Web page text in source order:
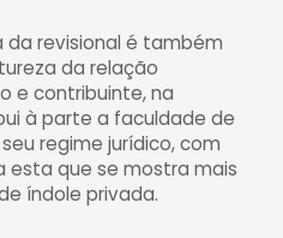
da revisional é também
da relação
e contribuinte, na
à parte a faculdade de
regime jurídico, com
esta que se mostra mais
índole privada.